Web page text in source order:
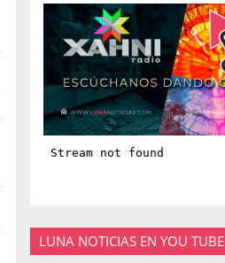
LUNA NOTICIAS EN YOU TUBE